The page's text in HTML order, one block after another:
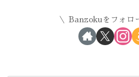
Banzokuをフォロ